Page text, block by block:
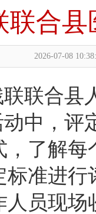
联合
2026-07-08
联合县
中，评
，了解
标准进
人员现